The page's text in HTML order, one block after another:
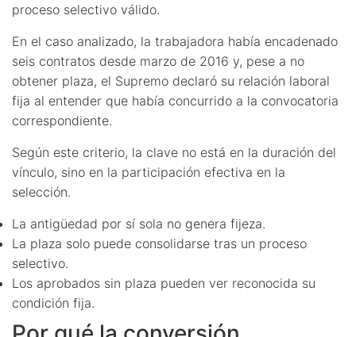
proceso selectivo válido.
En el caso analizado, la trabajadora había encadenado
seis contratos desde marzo de 2016 y, pese a no
obtener plaza, el Supremo declaró su relación laboral
fija al entender que había concurrido a la convocatoria
correspondiente.
Según este criterio, la clave no está en la duración del
vínculo, sino en la participación efectiva en la
selección.
La antigüedad por sí sola no genera fijeza.
La plaza solo puede consolidarse tras un proceso
selectivo.
Los aprobados sin plaza pueden ver reconocida su
condición fija.